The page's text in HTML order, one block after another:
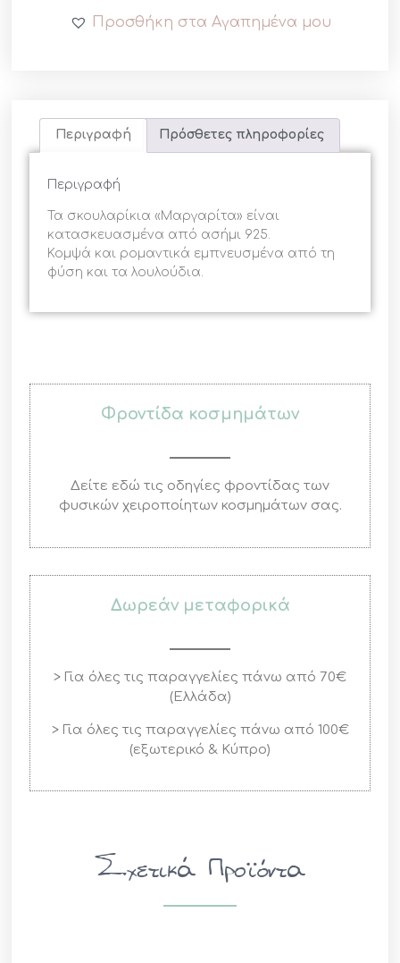
Προσθήκη στα Αγαπημένα μου
Περιγραφή Πρόσθετες πληροφορίες
Περιγραφή
Τα σκουλαρίκια «Μαργαρίτα» είναι
κατασκευασμένα από ασήμι 925.
Κομψά και ρομαντικά εμπνευσμένα από τη
φύση και τα λουλούδια.
Φροντίδα κοσμημάτων
Δείτε εδώ τις οδηγίες φροντίδας των
φυσικών χειροποίητων κοσμημάτων σας.
Δωρεάν μεταφορικά
> Για όλες τις παραγγελίες πάνω από 70€
(Ελλάδα)
> Για όλες τις παραγγελίες πάνω από 100€
(εξωτερικό & Κύπρο)
Σχετικά Προϊόντα